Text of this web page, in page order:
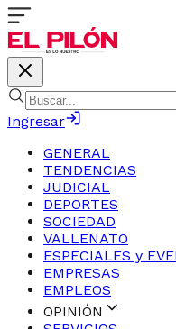
Ingresar
GENERAL
TENDENCIAS
JUDICIAL
DEPORTES
SOCIEDAD
VALLENATO
ESPECIALES y
EMPRESAS
EMPLEOS
OPINIÓN